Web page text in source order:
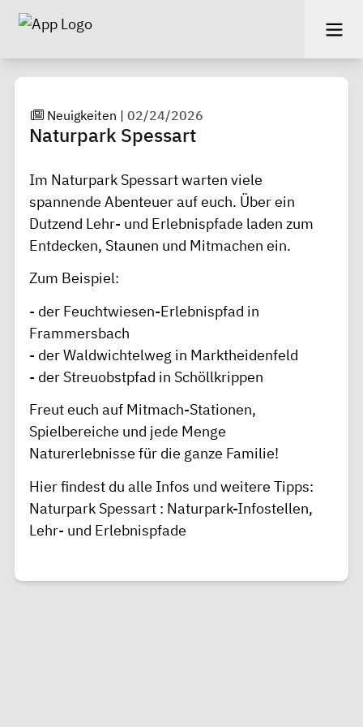
Neuigkeiten |02/24/2026
Naturpark Spessart
Im Naturpark Spessart warten viele
spannende Abenteuer auf euch. Über ein
Dutzend Lehr- und Erlebnispfade laden zum
Entdecken, Staunen und Mitmachen ein.
Zum Beispiel:
- der Feuchtwiesen-Erlebnispfad in
Frammersbach
- der Waldwichtelweg in Marktheidenfeld
- der Streuobstpfad in Schöllkrippen
Freut euch auf Mitmach-Stationen,
Spielbereiche und jede Menge
Naturerlebnisse für die ganze Familie!
Hier findest du alle Infos und weitere Tipps:
Naturpark Spessart : Naturpark-Infostellen,
Lehr- und Erlebnispfade